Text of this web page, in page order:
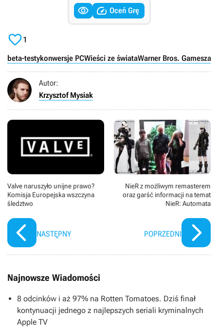
  Oceń Grę
1
beta-testykonwersje PCWieści ze świataWarner Bros. Games
Autor:
Krzysztof Mysiak
Valve naruszyło unijne prawo?
Komisja Europejska wszczyna
śledztwo
NASTĘPNY
NieR z możliwym remasterem
oraz garść informacji na temat
NieR: Automata
POPRZEDNI
Najnowsze Wiadomości
8 odcinków i aż 97% na Rotten Tomatoes. Dziś finał
kontynuacji jednego z najlepszych seriali kryminalnych
Apple TV